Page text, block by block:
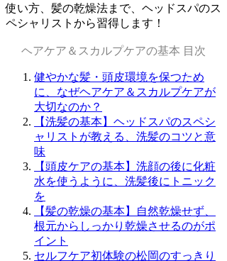
使い方、髪の乾燥法まで、ヘッドスパのス
ペシャリストから習得します！
ヘアケア＆スカルプケアの基本 目次
健やかな髪・頭皮環境を保つため
に、なぜヘアケア＆スカルプケアが
大切なのか？
【洗髪の基本】ヘッドスパのスペシ
ャリストが教える、洗髪のコツと意
味
【頭皮ケアの基本】洗顔の後に化粧
水を使うように、洗髪後にトニック
を
【髪の乾燥の基本】自然乾燥せず、
根元からしっかり乾燥させるのがポ
イント
セルフケア初体験の松岡のすっきり